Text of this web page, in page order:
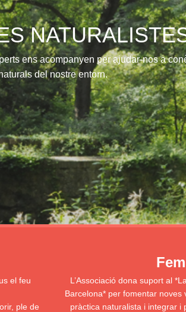
ens acompanyen per ajudar-nos a
del nostre entorn.
el feu
ple de
L’Associació dona suport al
Barcelona* per fomentar
pràctica naturalista i integrar i